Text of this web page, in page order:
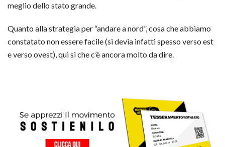
meglio dello stato grande.
Quanto alla strategia per “andare a nord”, cosa che abbiamo
constatato non essere facile (si devia infatti spesso verso est
e verso ovest), qui sì che c’è ancora molto da dire.